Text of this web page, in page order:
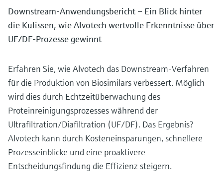
Downstream-Anwendungsbericht – Ein Blick hinter
die Kulissen, wie Alvotech wertvolle Erkenntnisse über
UF/DF-Prozesse gewinnt
Erfahren Sie, wie Alvotech das Downstream-Verfahren
für die Produktion von Biosimilars verbessert. Möglich
wird dies durch Echtzeitüberwachung des
Proteinreinigungsprozesses während der
Ultrafiltration/Diafiltration (UF/DF). Das Ergebnis?
Alvotech kann durch Kosteneinsparungen, schnellere
Prozesseinblicke und eine proaktivere
Entscheidungsfindung die Effizienz steigern.